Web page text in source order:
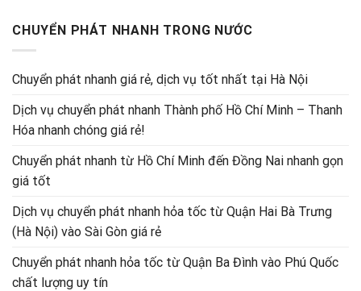
CHUYỂN PHÁT NHANH TRONG NƯỚC
Chuyển phát nhanh giá rẻ, dịch vụ tốt nhất tại Hà Nội
Dịch vụ chuyển phát nhanh Thành phố Hồ Chí Minh – Thanh
Hóa nhanh chóng giá rẻ!
Chuyển phát nhanh từ Hồ Chí Minh đến Đồng Nai nhanh gọn
giá tốt
Dịch vụ chuyển phát nhanh hỏa tốc từ Quận Hai Bà Trưng
(Hà Nội) vào Sài Gòn giá rẻ
Chuyển phát nhanh hỏa tốc từ Quận Ba Đình vào Phú Quốc
chất lượng uy tín